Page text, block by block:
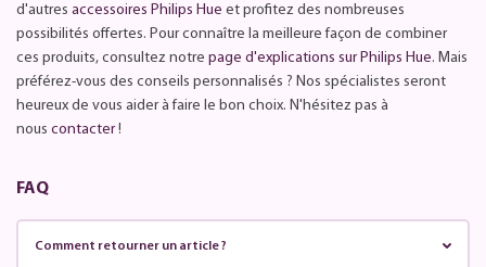
d'autres accessoires Philips Hue et profitez des nombreuses
possibilités offertes. Pour connaître la meilleure façon de combiner
ces produits, consultez notre page d'explications sur Philips Hue. Mais
préférez-vous des conseils personnalisés ? Nos spécialistes seront
heureux de vous aider à faire le bon choix. N'hésitez pas à
nous contacter!
FAQ
Comment retourner un article ?